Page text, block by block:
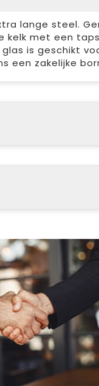
lange steel.
kelk met een
is geschikt
een zakelijke